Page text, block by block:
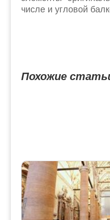
числе и угловой
Похожие
Искусство